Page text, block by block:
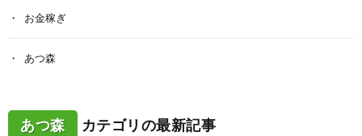
お金稼ぎ
あつ森
あつ森 カテゴリの最新記事